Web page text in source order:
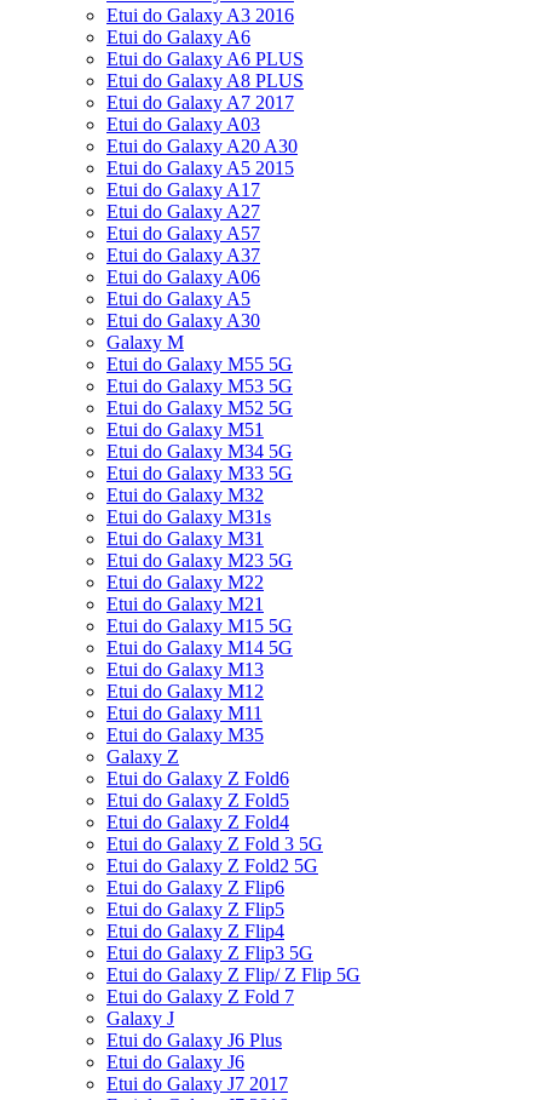
Etui do Galaxy A3 2016
Etui do Galaxy A6
Etui do Galaxy A6 PLUS
Etui do Galaxy A8 PLUS
Etui do Galaxy A7 2017
Etui do Galaxy A03
Etui do Galaxy A20 A30
Etui do Galaxy A5 2015
Etui do Galaxy A17
Etui do Galaxy A27
Etui do Galaxy A57
Etui do Galaxy A37
Etui do Galaxy A06
Etui do Galaxy A5
Etui do Galaxy A30
Galaxy M
Etui do Galaxy M55 5G
Etui do Galaxy M53 5G
Etui do Galaxy M52 5G
Etui do Galaxy M51
Etui do Galaxy M34 5G
Etui do Galaxy M33 5G
Etui do Galaxy M32
Etui do Galaxy M31s
Etui do Galaxy M31
Etui do Galaxy M23 5G
Etui do Galaxy M22
Etui do Galaxy M21
Etui do Galaxy M15 5G
Etui do Galaxy M14 5G
Etui do Galaxy M13
Etui do Galaxy M12
Etui do Galaxy M11
Etui do Galaxy M35
Galaxy Z
Etui do Galaxy Z Fold6
Etui do Galaxy Z Fold5
Etui do Galaxy Z Fold4
Etui do Galaxy Z Fold 3 5G
Etui do Galaxy Z Fold2 5G
Etui do Galaxy Z Flip6
Etui do Galaxy Z Flip5
Etui do Galaxy Z Flip4
Etui do Galaxy Z Flip3 5G
Etui do Galaxy Z Flip/ Z Flip 5G
Etui do Galaxy Z Fold 7
Galaxy J
Etui do Galaxy J6 Plus
Etui do Galaxy J6
Etui do Galaxy J7 2017